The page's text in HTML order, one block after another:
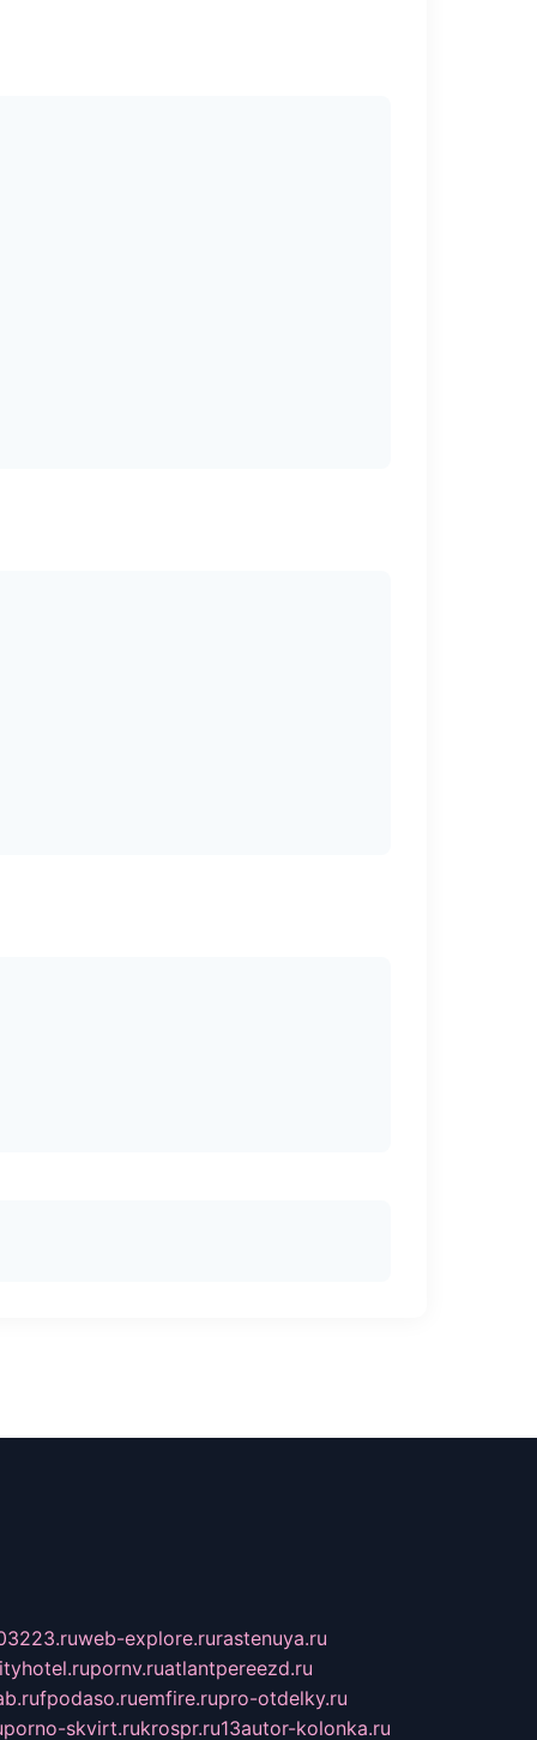
web-explore.rurastenuya.ru
pornv.ruatlantpereezd.ru
fpodaso.ruemfire.rupro-otdelky.ru
porno-skvirt.rukrospr.ru13autor-kolonka.ru